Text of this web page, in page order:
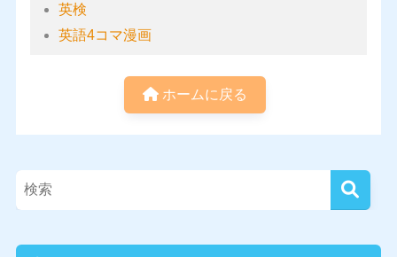
英検
英語4コマ漫画
ホームに戻る